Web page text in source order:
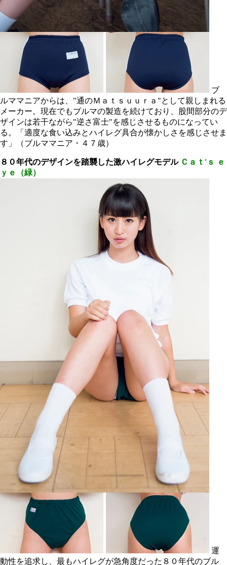
ブ
ルママニアからは、"通のＭａｔｓｕｕｒａ"として親しまれる
メーカー。現在でもブルマの製造を続けており、股間部分のデ
ザインは若干ながら"逆さ富士"を感じさせるものになってい
る。「適度な食い込みとハイレグ具合が懐かしさを感じさせま
す」（ブルママニア・４７歳）
８０年代のデザインを踏襲した激ハイレグモデル Ｃａｔ'ｓ ｅ
ｙｅ（緑）
運
動性を追求し、最もハイレグが急角度だった８０年代のブル